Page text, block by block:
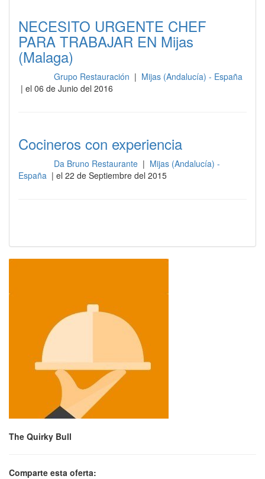
NECESITO URGENTE CHEF
PARA TRABAJAR EN Mijas
(Malaga)
Grupo Restauración | Mijas (Andalucía) - España
| el 06 de Junio del 2016
Cocineros con experiencia
Da Bruno Restaurante | Mijas (Andalucía) -
España | el 22 de Septiembre del 2015
The Quirky Bull
Comparte esta oferta: